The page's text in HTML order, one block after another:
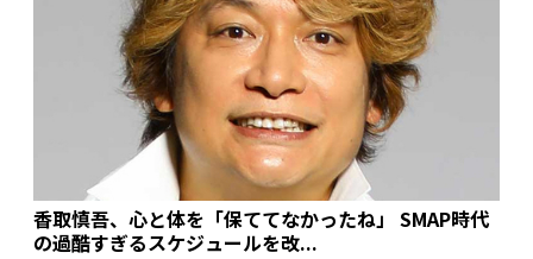
香取慎吾、心と体を「保ててなかったね」 SMAP時代
の過酷すぎるスケジュールを改...